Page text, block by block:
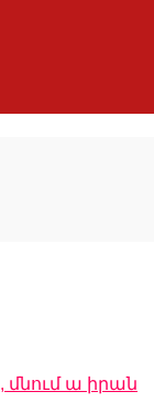
մնում ա իրան